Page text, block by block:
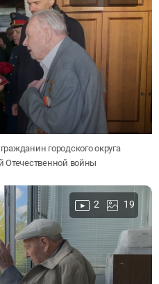
городского округа
Отечественной войны
2 19